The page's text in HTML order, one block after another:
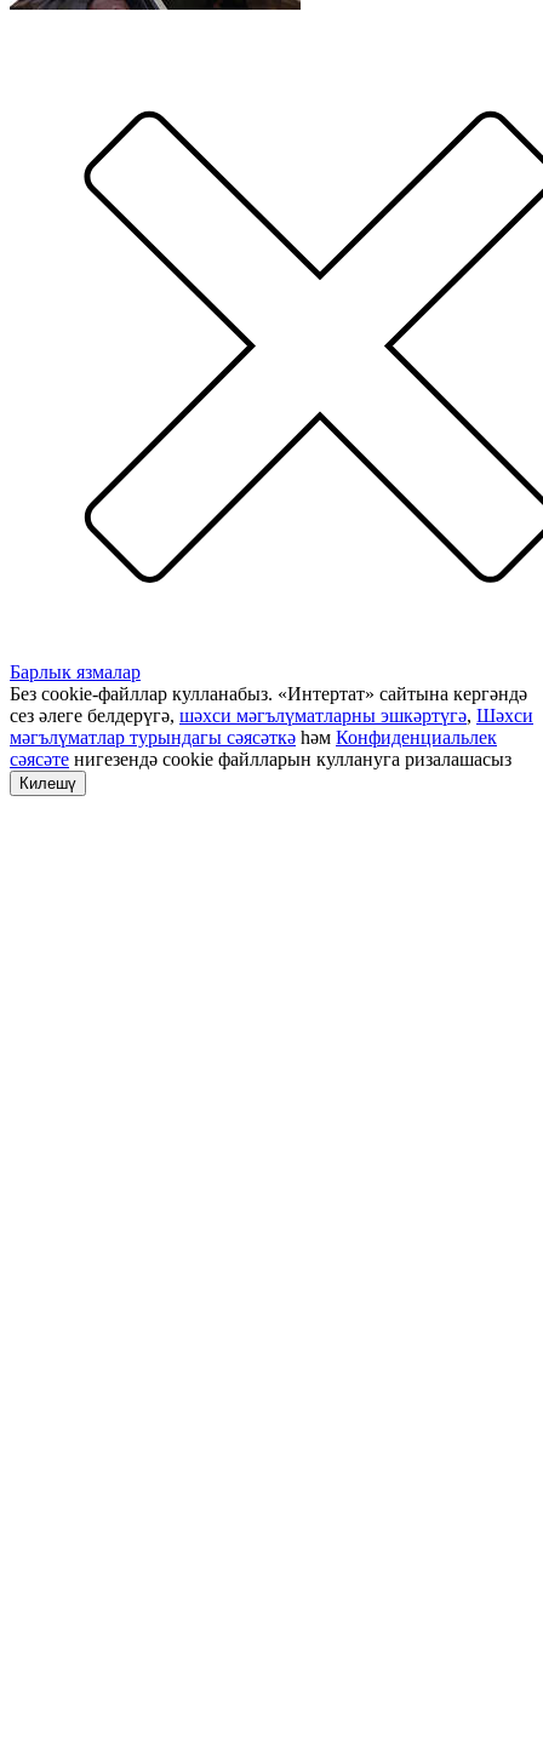
Барлык язмалар
Без cookie-файллар кулланабыз. «Интертат» сайтына кергәндә
сез әлеге белдерүгә, шәхси мәгълүматларны эшкәртүгә, Шәхси
мәгълүматлар турындагы сәясәткә һәм Конфиденциальлек
сәясәте нигезендә cookie файлларын куллануга ризалашасыз
Килешү